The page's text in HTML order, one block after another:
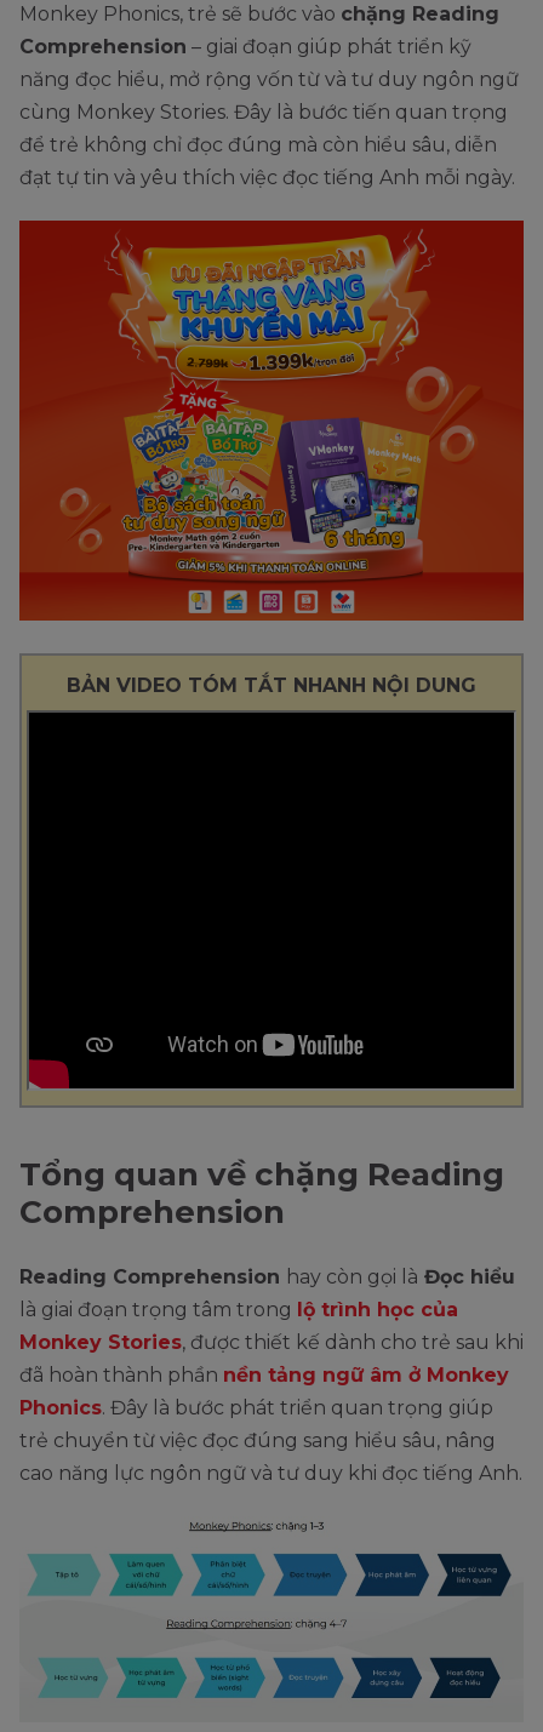
Monkey Phonics, trẻ sẽ bước vào chặng Reading
Comprehension – giai đoạn giúp phát triển kỹ
năng đọc hiểu, mở rộng vốn từ và tư duy ngôn ngữ
cùng Monkey Stories. Đây là bước tiến quan trọng
để trẻ không chỉ đọc đúng mà còn hiểu sâu, diễn
đạt tự tin và yêu thích việc đọc tiếng Anh mỗi ngày.
BẢN VIDEO TÓM TẮT NHANH NỘI DUNG
Tổng quan về chặng Reading
Comprehension
Reading Comprehension hay còn gọi là Đọc hiểu
là giai đoạn trọng tâm trong lộ trình học của
Monkey Stories, được thiết kế dành cho trẻ sau khi
đã hoàn thành phần nền tảng ngữ âm ở Monkey
Phonics. Đây là bước phát triển quan trọng giúp
trẻ chuyển từ việc đọc đúng sang hiểu sâu, nâng
cao năng lực ngôn ngữ và tư duy khi đọc tiếng Anh.